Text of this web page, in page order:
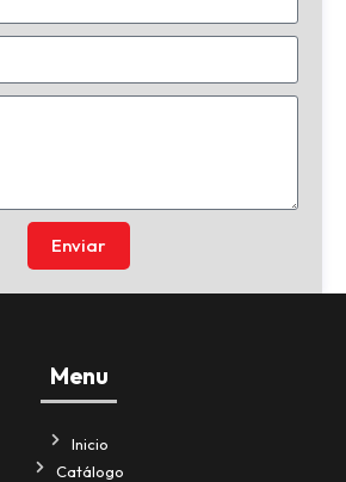
Enviar
Menu
Inicio
Catálogo